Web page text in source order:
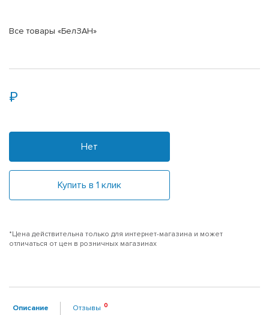
Все товары «БелЗАН»
Нет
Купить в 1 клик
*Цена действительна только для интернет-магазина и может
отличаться от цен в розничных магазинах
Описание Отзывы